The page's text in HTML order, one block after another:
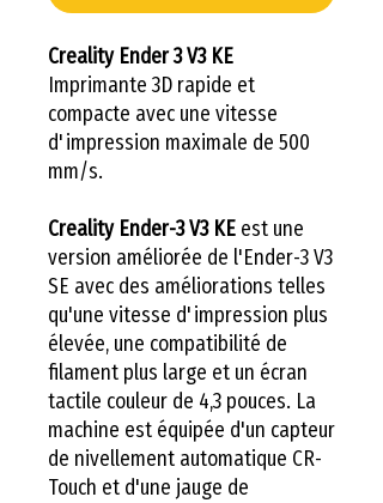
Creality Ender 3 V3 KE
Imprimante 3D rapide et
compacte avec une vitesse
d'impression maximale de 500
mm/s.
Creality Ender-3 V3 KE est une
version améliorée de l'Ender-3 V3
SE avec des améliorations telles
qu'une vitesse d'impression plus
élevée, une compatibilité de
filament plus large et un écran
tactile couleur de 4,3 pouces. La
machine est équipée d'un capteur
de nivellement automatique CR-
Touch et d'une jauge de